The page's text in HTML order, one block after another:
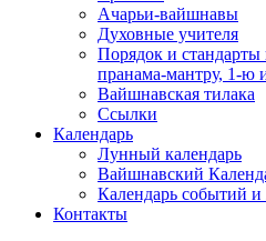
Ачарьи-вайшнавы
Духовные учителя
Порядок и
пранама-мантру, 1-ю
Вайшнавская тилака
Ссылки
Календарь
Лунный календарь
Вайшнавский
Календарь событий и
Контакты